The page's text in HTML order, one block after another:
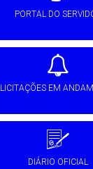
PORTAL DO
LICITAÇÕES EM
DIÁRIO OFICIAL